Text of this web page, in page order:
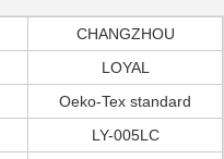
CHANGZHOU
LOYAL
Oeko-Tex standard
LY-005LC